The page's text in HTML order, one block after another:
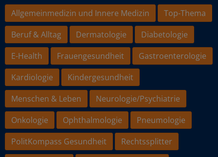
Allgemeinmedizin und Innere Medizin
Top-Thema
Beruf & Alltag
Dermatologie
Diabetologie
E-Health
Frauengesundheit
Gastroenterologie
Kardiologie
Kindergesundheit
Menschen & Leben
Neurologie/Psychiatrie
Onkologie
Ophthalmologie
Pneumologie
PolitKompass Gesundheit
Rechtssplitter